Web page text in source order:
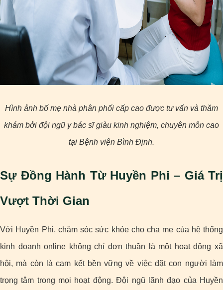
Hình ảnh bố mẹ nhà phân phối cấp cao được tư vấn và thăm
khám bởi đội ngũ y bác sĩ giàu kinh nghiệm, chuyên môn cao
tại Bệnh viện Bình Định.
Sự Đồng Hành Từ Huyền Phi – Giá Trị
Vượt Thời Gian
Với Huyền Phi, chăm sóc sức khỏe cho cha mẹ của hệ thống
kinh doanh online không chỉ đơn thuần là một hoạt động xã
hội, mà còn là cam kết bền vững về việc đặt con người làm
trọng tâm trong mọi hoạt động. Đội ngũ lãnh đạo của Huyền